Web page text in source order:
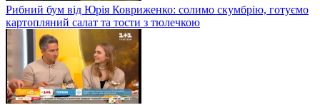
Рибний бум від Юрія Ковриженко: солимо скумбрію, готуємо
картопляний салат та тости з тюлечкою